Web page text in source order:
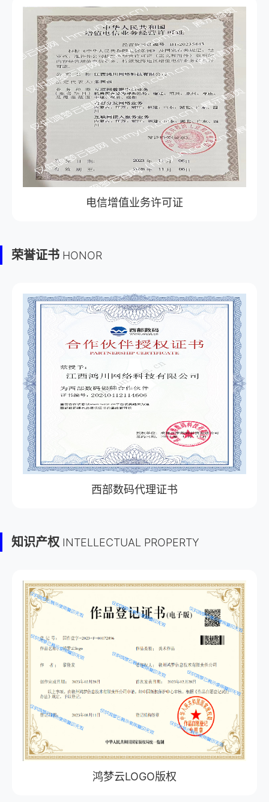
电信增值业务许可证
荣誉证书 HONOR
西部数码代理证书
知识产权 INTELLECTUAL PROPERTY
鸿梦云LOGO版权